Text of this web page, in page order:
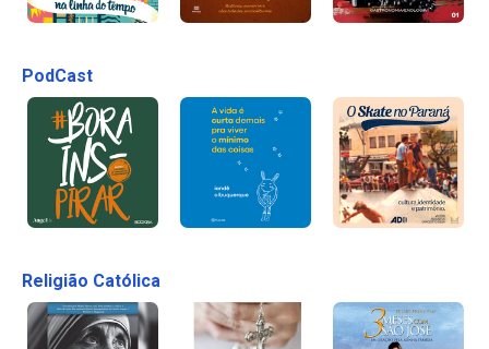
PodCast
Religião Católica